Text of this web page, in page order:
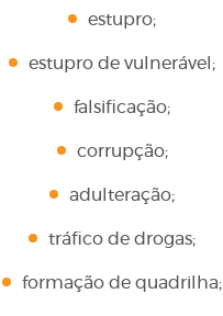
estupro;
estupro de vulnerável;
falsificação;
corrupção;
adulteração;
tráfico de drogas;
formação de quadrilha;